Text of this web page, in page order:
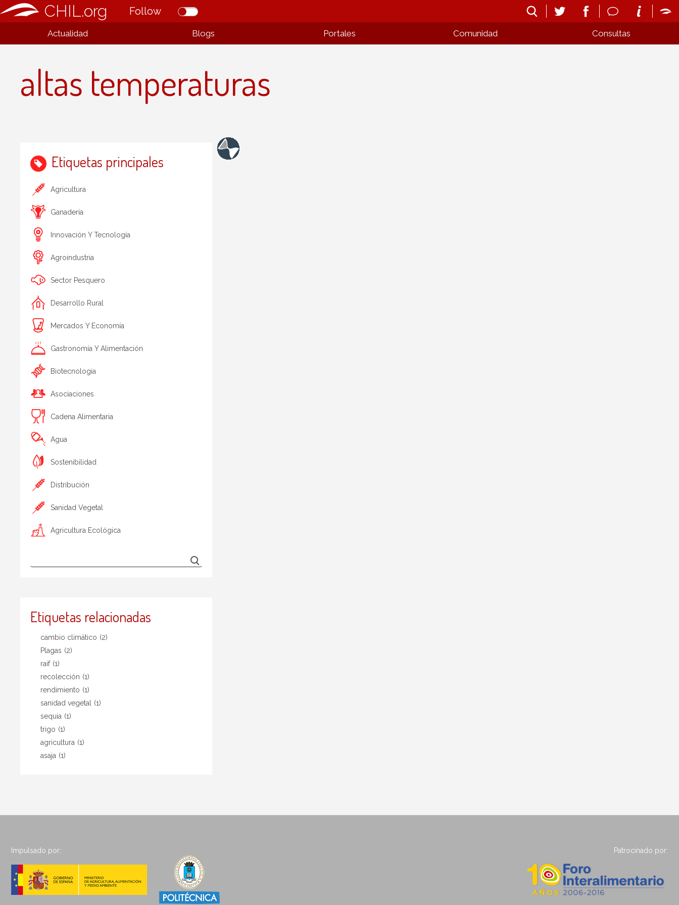
CHIL.org Follow
Actualidad Blogs Portales Comunidad Consultas
altas temperaturas
Etiquetas principales
Agricultura
Ganadería
Innovación Y Tecnología
Agroindustria
Sector Pesquero
Desarrollo Rural
Mercados Y Economía
Gastronomía Y Alimentación
Biotecnologia
Asociaciones
Cadena Alimentaria
Agua
Sostenibilidad
Distribución
Sanidad Vegetal
Agricultura Ecológica
Etiquetas relacionadas
cambio climático (2)
Plagas (2)
raif (1)
recolección (1)
rendimiento (1)
sanidad vegetal
(1)
sequia (1)
trigo (1)
agricultura (1)
asaja (1)
Impulsado por: Patrocinado por: